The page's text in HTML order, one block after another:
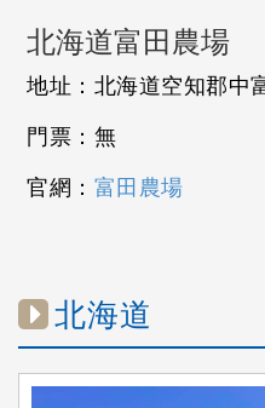
北海道富田農場
地址：北海道空知郡中
門票：無
官網： 富田農場
北海道